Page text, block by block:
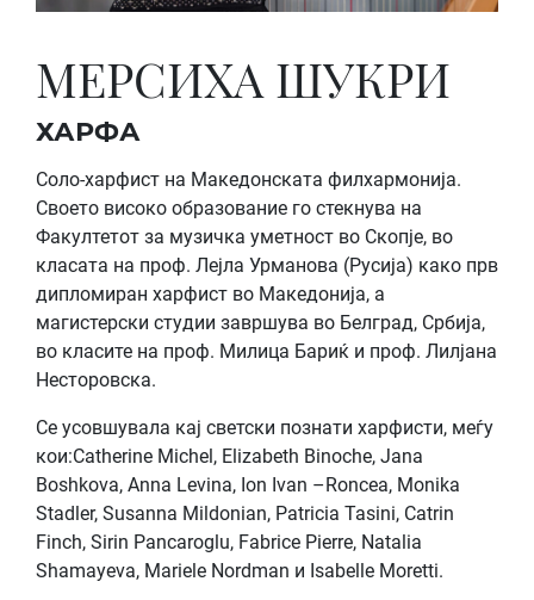
МЕРСИХА ШУКРИ
ХАРФА
Соло-харфист на Македонската филхармонија.
Своето високо образование го стекнува на
Факултетот за музичка уметност во Скопје, во
класата на проф. Лејла Урманова (Русија) како прв
дипломиран харфист во Македонија, а
магистерски студии завршува во Белград, Србија,
во класите на проф. Милица Бариќ и проф. Лилјана
Несторовска.
Се усовшувала кај светски познати харфисти, меѓу
кои:Catherine Michel, Elizabeth Binoche, Jana
Boshkova, Anna Levina, Ion Ivan –Roncea, Monika
Stadler, Susanna Mildonian, Patricia Tasini, Catrin
Finch, Sirin Pancaroglu, Fabrice Pierre, Natalia
Shamayeva, Mariele Nordman и Isabelle Moretti.